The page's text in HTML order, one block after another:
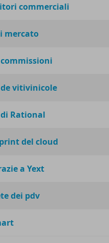
commerciali
mercato
vitivinicole
Rational
del cloud
a Yext
dei pdv